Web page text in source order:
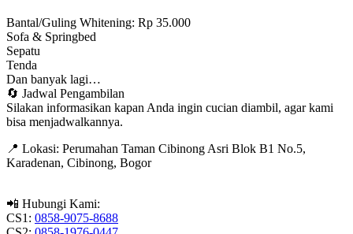
Bantal/Guling Whitening: Rp 35.000
Sofa & Springbed
Sepatu
Tenda
Dan banyak lagi…
🔄 Jadwal Pengambilan
Silakan informasikan kapan Anda ingin cucian diambil, agar kami
bisa menjadwalkannya.
📍 Lokasi: Perumahan Taman Cibinong Asri Blok B1 No.5,
Karadenan, Cibinong, Bogor
📲 Hubungi Kami:
CS1: 0858-9075-8688